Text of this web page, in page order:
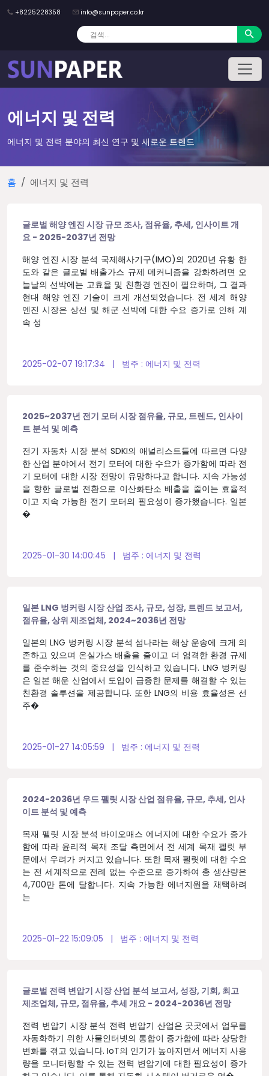
+8225228358 info@sunpaper.co.kr
에너지 및 전력
에너지 및 전력 분야의 최신 연구 및 새로운 트렌드
홈 에너지 및 전력
글로벌 해양 엔진 시장 규모 조사, 점유율, 추세, 인사이트 개
요 - 2025-2037년 전망
해양 엔진 시장 분석 국제해사기구(IMO)의 2020년 유황 한
도와 같은 글로벌 배출가스 규제 메커니즘을 강화하려면 오
늘날의 선박에는 고효율 및 친환경 엔진이 필요하며, 그 결과
현대 해양 엔진 기술이 크게 개선되었습니다. 전 세계 해양
엔진 시장은 상선 및 해군 선박에 대한 수요 증가로 인해 계
속 성
2025-02-07 19:17:34 | 범주 : 에너지 및 전력
2025~2037년 전기 모터 시장 점유율, 규모, 트렌드, 인사이
트 분석 및 예측
전기 자동차 시장 분석 SDKI의 애널리스트들에 따르면 다양
한 산업 분야에서 전기 모터에 대한 수요가 증가함에 따라 전
기 모터에 대한 시장 전망이 유망하다고 합니다. 지속 가능성
을 향한 글로벌 전환으로 이산화탄소 배출을 줄이는 효율적
이고 지속 가능한 전기 모터의 필요성이 증가했습니다. 일본
�
2025-01-30 14:00:45 | 범주 : 에너지 및 전력
일본 LNG 벙커링 시장 산업 조사, 규모, 성장, 트렌드 보고서,
점유율, 상위 제조업체, 2024~2036년 전망
일본의 LNG 벙커링 시장 분석 섬나라는 해상 운송에 크게 의
존하고 있으며 온실가스 배출을 줄이고 더 엄격한 환경 규제
를 준수하는 것의 중요성을 인식하고 있습니다. LNG 벙커링
은 일본 해운 산업에서 도입이 급증한 문제를 해결할 수 있는
친환경 솔루션을 제공합니다. 또한 LNG의 비용 효율성은 선
주�
2025-01-27 14:05:59 | 범주 : 에너지 및 전력
2024-2036년 우드 펠릿 시장 산업 점유율, 규모, 추세, 인사
이트 분석 및 예측
목재 펠릿 시장 분석 바이오매스 에너지에 대한 수요가 증가
함에 따라 윤리적 목재 조달 측면에서 전 세계 목재 펠릿 부
문에서 우려가 커지고 있습니다. 또한 목재 펠릿에 대한 수요
는 전 세계적으로 전례 없는 수준으로 증가하여 총 생산량은
4,700만 톤에 달합니다. 지속 가능한 에너지원을 채택하려
는
2025-01-22 15:09:05 | 범주 : 에너지 및 전력
글로벌 전력 변압기 시장 산업 분석 보고서, 성장, 기회, 최고
제조업체, 규모, 점유율, 추세 개요 - 2024-2036년 전망
전력 변압기 시장 분석 전력 변압기 산업은 곳곳에서 업무를
자동화하기 위한 사물인터넷의 통합이 증가함에 따라 상당한
변화를 겪고 있습니다. IoT의 인기가 높아지면서 에너지 사용
량을 모니터링할 수 있는 전력 변압기에 대한 필요성이 증가